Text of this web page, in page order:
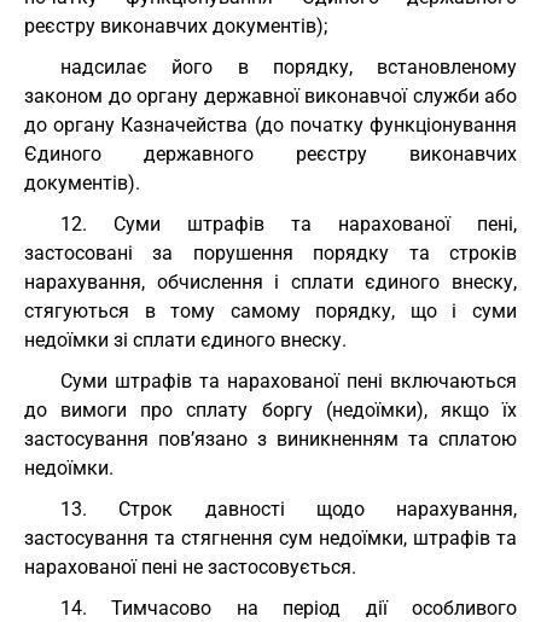
реєстру виконавчих документів);
надсилає його в порядку, встановленому
законом до органу державної виконавчої служби або
до органу Казначейства (до початку функціонування
Єдиного державного реєстру виконавчих
документів).
12. Суми штрафів та нарахованої пені,
застосовані за порушення порядку та строків
нарахування, обчислення і сплати єдиного внеску,
стягуються в тому самому порядку, що і суми
недоїмки зі сплати єдиного внеску.
Суми штрафів та нарахованої пені включаються
до вимоги про сплату боргу (недоїмки), якщо їх
застосування пов’язано з виникненням та сплатою
недоїмки.
13. Строк давності щодо нарахування,
застосування та стягнення сум недоїмки, штрафів та
нарахованої пені не застосовується.
14. Тимчасово на період дії особливого